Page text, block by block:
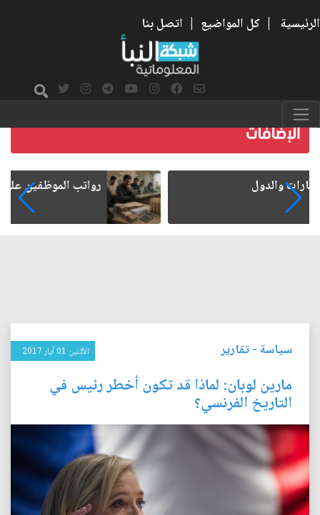
الرئيسية | كل المواضيع | اتصل بنا
رواتب الموظفين على صفيح ساخن
سياسة-تقارير الأثنين 01 آيار 2017
مارين لوبان: لماذا قد تكون أخطر رئيس في
التاريخ الفرنسي؟